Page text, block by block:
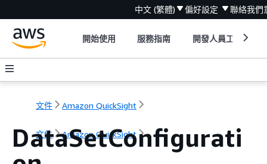
中文 (繁體) 偏好設定 聯絡我們
開始使用 服務指南 開發人員工具
文件 Amazon QuickSight
文件 Amazon QuickSight
DataSetConfigurati